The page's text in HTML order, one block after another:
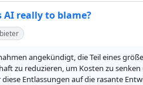
really to blame?
angekündigt, die Teil eines
zu reduzieren, um Kosten zu
Entlassungen auf die rasante